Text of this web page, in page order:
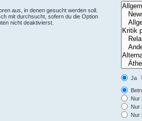
aus, in denen gesucht werden soll.
mit durchsucht, sofern du die Option
nicht deaktivierst.
Ja
Nur
Nur
Nur